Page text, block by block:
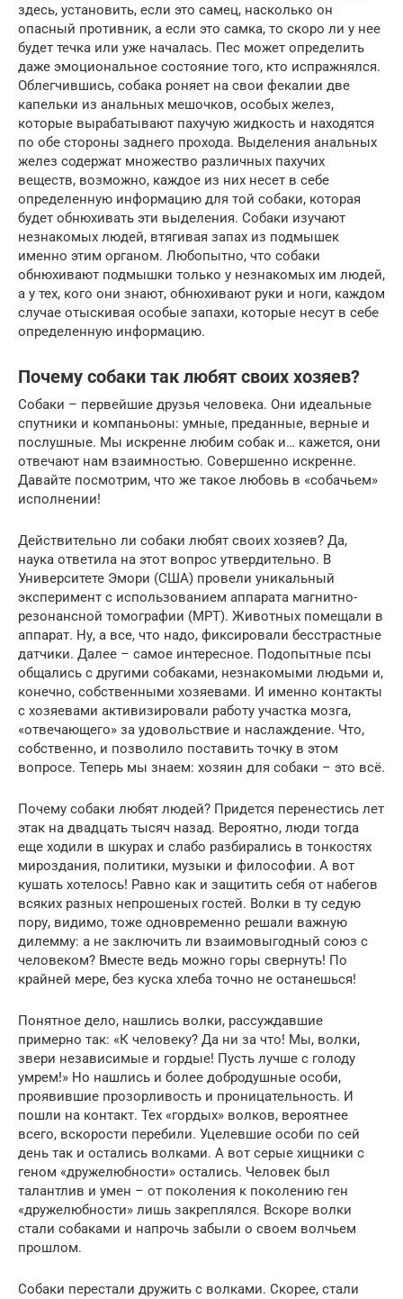
здесь, установить, если это самец, насколько он
опасный противник, а если это самка, то скоро ли у нее
будет течка или уже началась. Пес может определить
даже эмоциональное состояние того, кто испражнялся.
Облегчившись, собака роняет на свои фекалии две
капельки из анальных мешочков, особых желез,
которые вырабатывают пахучую жидкость и находятся
по обе стороны заднего прохода. Выделения анальных
желез содержат множество различных пахучих
веществ, возможно, каждое из них несет в себе
определенную информацию для той собаки, которая
будет обнюхивать эти выделения. Собаки изучают
незнакомых людей, втягивая запах из подмышек
именно этим органом. Любопытно, что собаки
обнюхивают подмышки только у незнакомых им людей,
а у тех, кого они знают, обнюхивают руки и ноги, каждом
случае отыскивая особые запахи, которые несут в себе
определенную информацию.
Почему собаки так любят своих хозяев?
Собаки – первейшие друзья человека. Они идеальные
спутники и компаньоны: умные, преданные, верные и
послушные. Мы искренне любим собак и… кажется, они
отвечают нам взаимностью. Совершенно искренне.
Давайте посмотрим, что же такое любовь в «собачьем»
исполнении!
Действительно ли собаки любят своих хозяев? Да,
наука ответила на этот вопрос утвердительно. В
Университете Эмори (США) провели уникальный
эксперимент с использованием аппарата магнитно-
резонансной томографии (МРТ). Животных помещали в
аппарат. Ну, а все, что надо, фиксировали бесстрастные
датчики. Далее – самое интересное. Подопытные псы
общались с другими собаками, незнакомыми людьми и,
конечно, собственными хозяевами. И именно контакты
с хозяевами активизировали работу участка мозга,
«отвечающего» за удовольствие и наслаждение. Что,
собственно, и позволило поставить точку в этом
вопросе. Теперь мы знаем: хозяин для собаки – это всё.
Почему собаки любят людей? Придется перенестись лет
этак на двадцать тысяч назад. Вероятно, люди тогда
еще ходили в шкурах и слабо разбирались в тонкостях
мироздания, политики, музыки и философии. А вот
кушать хотелось! Равно как и защитить себя от набегов
всяких разных непрошеных гостей. Волки в ту седую
пору, видимо, тоже одновременно решали важную
дилемму: а не заключить ли взаимовыгодный союз с
человеком? Вместе ведь можно горы свернуть! По
крайней мере, без куска хлеба точно не останешься!
Понятное дело, нашлись волки, рассуждавшие
примерно так: «К человеку? Да ни за что! Мы, волки,
звери независимые и гордые! Пусть лучше с голоду
умрем!» Но нашлись и более добродушные особи,
проявившие прозорливость и проницательность. И
пошли на контакт. Тех «гордых» волков, вероятнее
всего, вскорости перебили. Уцелевшие особи по сей
день так и остались волками. А вот серые хищники с
геном «дружелюбности» остались. Человек был
талантлив и умен – от поколения к поколению ген
«дружелюбности» лишь закреплялся. Вскоре волки
стали собаками и напрочь забыли о своем волчьем
прошлом.
Собаки перестали дружить с волками. Скорее, стали